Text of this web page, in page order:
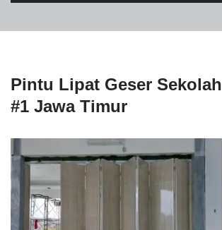
Pintu Lipat Geser
#1 Jawa Timur